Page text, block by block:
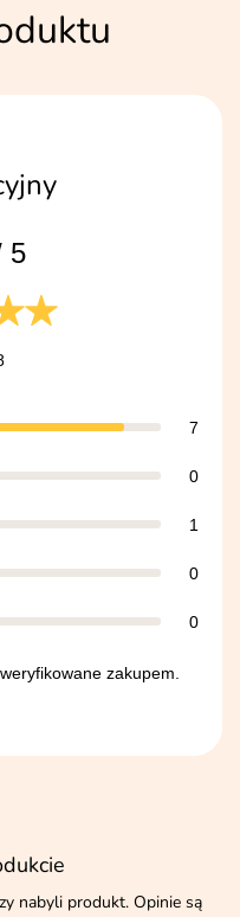
5
7
0
1
0
0
zakupem.
nabyli produkt. Opinie są